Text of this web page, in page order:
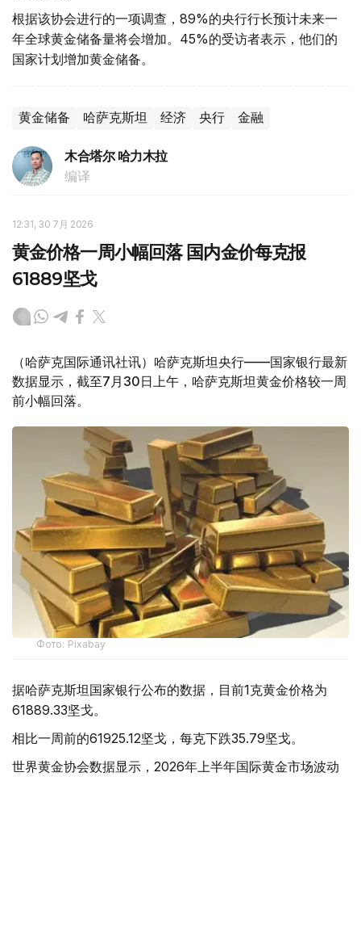
根据该协会进行的一项调查，89%的央行行长预计未来一
年全球黄金储备量将会增加。45%的受访者表示，他们的
国家计划增加黄金储备。
黄金储备 哈萨克斯坦 经济 央行 金融
木合塔尔 哈力木拉
编译
12:31, 30 7月 2026
黄金价格一周小幅回落 国内金价每克报
61889坚戈
（哈萨克国际通讯社讯）哈萨克斯坦央行——国家银行最新
数据显示，截至7月30日上午，哈萨克斯坦黄金价格较一周
前小幅回落。
Фото: Pixabay
据哈萨克斯坦国家银行公布的数据，目前1克黄金价格为
61889.33坚戈。
相比一周前的61925.12坚戈，每克下跌35.79坚戈。
世界黄金协会数据显示，2026年上半年国际黄金市场波动